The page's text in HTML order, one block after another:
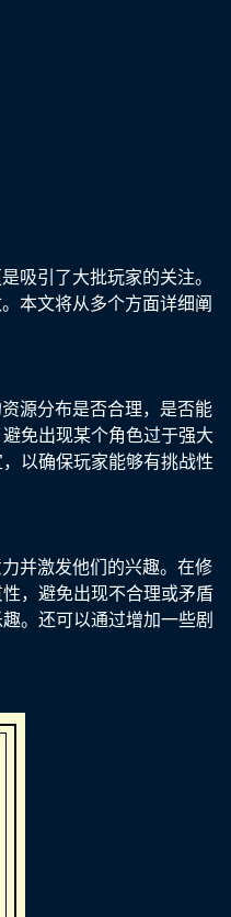
吸引了大批玩家的关注。
本文将从多个方面详细阐
源分布是否合理，是否能
免出现某个角色过于强大
以确保玩家能够有挑战性
并激发他们的兴趣。在修
，避免出现不合理或矛盾
。还可以通过增加一些剧